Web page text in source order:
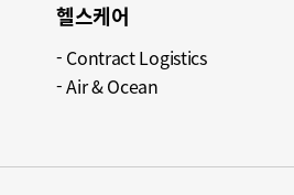
헬스케어​
Contract Logistics​
Air & Ocean​